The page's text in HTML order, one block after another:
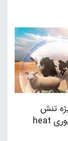
تنش
گرمایی طیوری heat